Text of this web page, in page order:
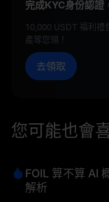
完成KYC身份認證
10,000 USDT 福利禮
產等您領！
去領取
您可能也會
FOIL 算不算 AI
解析